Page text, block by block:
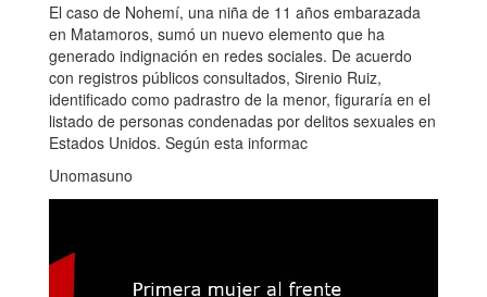
El caso de Nohemí, una niña de 11 años embarazada
en Matamoros, sumó un nuevo elemento que ha
generado indignación en redes sociales. De acuerdo
con registros públicos consultados, Sirenio Ruiz,
identificado como padrastro de la menor, figuraría en el
listado de personas condenadas por delitos sexuales en
Estados Unidos. Según esta informac
Unomasuno